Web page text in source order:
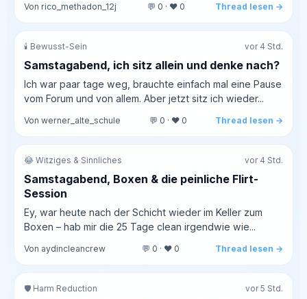
Von rico_methadon_12j 💬 0 · ❤️ 0 Thread lesen →
🕯️ Bewusst-Sein vor 4 Std.
Samstagabend, ich sitz allein und denke nach?
Ich war paar tage weg, brauchte einfach mal eine Pause
vom Forum und von allem. Aber jetzt sitz ich wieder...
Von werner_alte_schule 💬 0 · ❤️ 0 Thread lesen →
😂 Witziges & Sinnliches vor 4 Std.
Samstagabend, Boxen & die peinliche Flirt-
Session
Ey, war heute nach der Schicht wieder im Keller zum
Boxen – hab mir die 25 Tage clean irgendwie wie...
Von aydincleancrew 💬 0 · ❤️ 0 Thread lesen →
🛡️ Harm Reduction vor 5 Std.